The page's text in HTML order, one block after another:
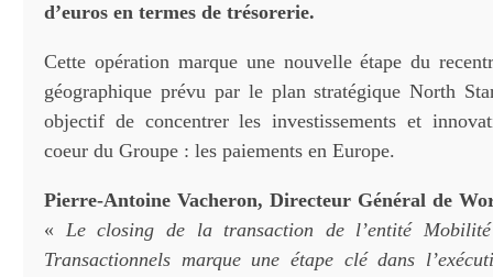
d’euros en termes de trésorerie.
Cette opération marque une nouvelle étape du
géographique prévu par le plan stratégique North
objectif de concentrer les investissements et
coeur du Groupe : les paiements en Europe.
Pierre-Antoine Vacheron, Directeur Général de
« Le closing de la transaction de l’entité
Transactionnels marque une étape clé dans